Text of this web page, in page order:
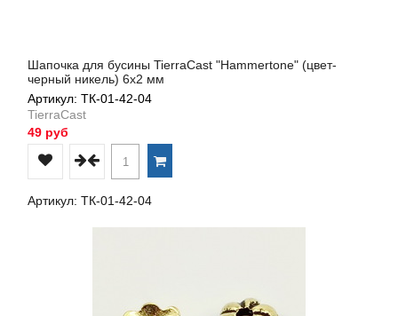
Шапочка для бусины TierraCast "Hammertone" (цвет-
черный никель) 6х2 мм
Артикул: ТК-01-42-04
TierraCast
49 руб
Артикул: ТК-01-42-04